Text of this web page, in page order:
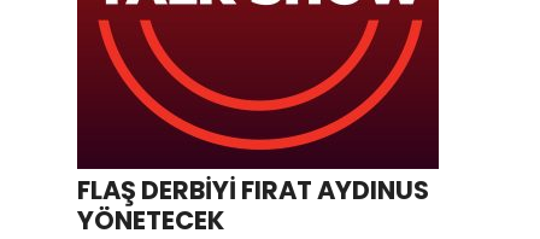
FLAŞ DERBİYİ FIRAT AYDINUS
YÖNETECEK